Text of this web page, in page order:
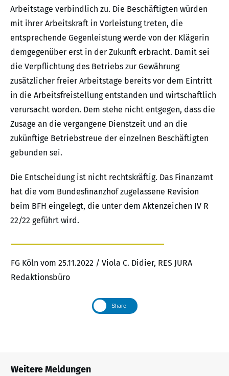
Arbeitstage verbindlich zu. Die Beschäftigten würden
mit ihrer Arbeitskraft in Vorleistung treten, die
entsprechende Gegenleistung werde von der Klägerin
demgegenüber erst in der Zukunft erbracht. Damit sei
die Verpflichtung des Betriebs zur Gewährung
zusätzlicher freier Arbeitstage bereits vor dem Eintritt
in die Arbeitsfreistellung entstanden und wirtschaftlich
verursacht worden. Dem stehe nicht entgegen, dass die
Zusage an die vergangene Dienstzeit und an die
zukünftige Betriebstreue der einzelnen Beschäftigten
gebunden sei.
Die Entscheidung ist nicht rechtskräftig. Das Finanzamt
hat die vom Bundesfinanzhof zugelassene Revision
beim BFH eingelegt, die unter dem Aktenzeichen IV R
22/22 geführt wird.
FG Köln vom 25.11.2022 / Viola C. Didier, RES JURA
Redaktionsbüro
Share
Weitere Meldungen